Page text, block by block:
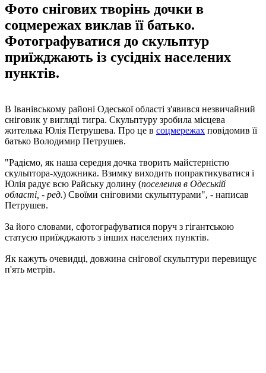
Фото снігових творінь дочки в
соцмережах виклав її батько.
Фотографуватися до скульптур
приїжджають із сусідніх населених
пунктів.
В Іванівському районі Одеської області з'явився незвичайний
сніговик у вигляді тигра. Скульптуру зробила місцева
жителька Юлія Петрушева. Про це в соцмережах повідомив її
батько Володимир Петрушев.
"Радіємо, як наша середня дочка творить майстерністю
скульптора-художника. Взимку виходить попрактикуватися і
Юлія радує всю Райську долину (поселення в Одеській
області, - ред.) Своїми сніговими скульптурами", - написав
Петрушев.
За його словами, сфотографуватися поруч з гігантською
статуєю приїжджають з інших населених пунктів.
Як кажуть очевидці, довжина снігової скульптури перевищує
п'ять метрів.